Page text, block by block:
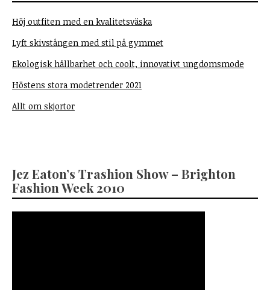
Höj outfiten med en kvalitetsväska
Lyft skivstången med stil på gymmet
Ekologisk hållbarhet och coolt, innovativt ungdomsmode
Höstens stora modetrender 2021
Allt om skjortor
Jez Eaton’s Trashion Show – Brighton
Fashion Week 2010